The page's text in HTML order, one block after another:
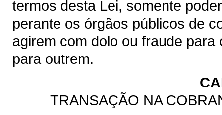
termos desta Lei, somente
perante os órgãos públicos de
agirem com dolo ou fraude
para outrem.
TRANSAÇÃO NA